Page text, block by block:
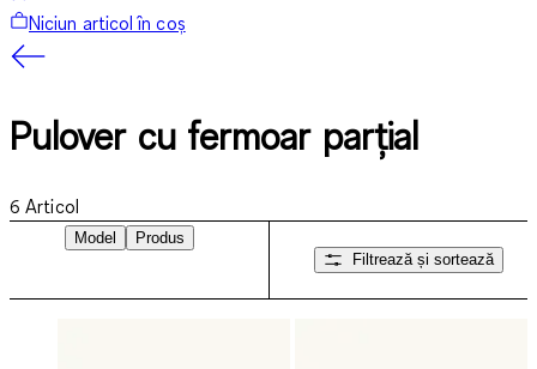
Niciun articol în coș
Pulover cu fermoar parțial
6 Articol
Model
Produs
Filtrează și sortează